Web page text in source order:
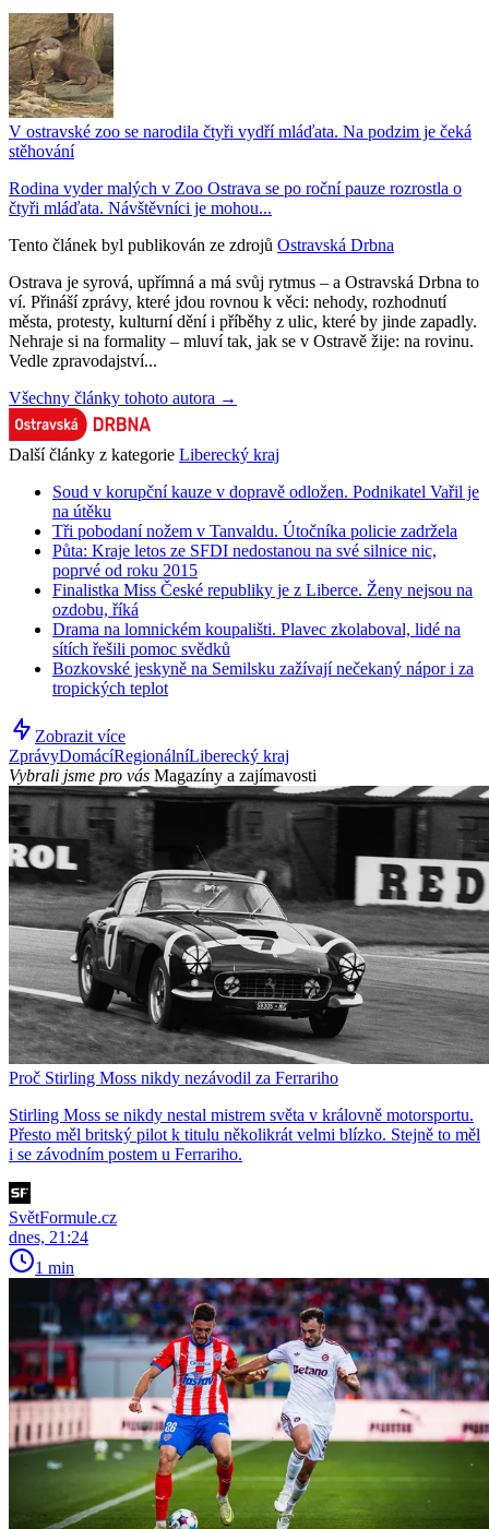
V ostravské zoo se narodila čtyři vydří mláďata. Na podzim je čeká
stěhování
Rodina vyder malých v Zoo Ostrava se po roční pauze rozrostla o
čtyři mláďata. Návštěvníci je mohou...
Tento článek byl publikován ze zdrojů Ostravská Drbna
Ostrava je syrová, upřímná a má svůj rytmus – a Ostravská Drbna to
ví. Přináší zprávy, které jdou rovnou k věci: nehody, rozhodnutí
města, protesty, kulturní dění i příběhy z ulic, které by jinde zapadly.
Nehraje si na formality – mluví tak, jak se v Ostravě žije: na rovinu.
Vedle zpravodajství...
Všechny články tohoto autora →
Další články z kategorie Liberecký kraj
Soud v korupční kauze v dopravě odložen. Podnikatel Vařil je
na útěku
Tři pobodaní nožem v Tanvaldu. Útočníka policie zadržela
Půta: Kraje letos ze SFDI nedostanou na své silnice nic,
poprvé od roku 2015
Finalistka Miss České republiky je z Liberce. Ženy nejsou na
ozdobu, říká
Drama na lomnickém koupališti. Plavec zkolaboval, lidé na
sítích řešili pomoc svědků
Bozkovské jeskyně na Semilsku zažívají nečekaný nápor i za
tropických teplot
Zobrazit více
ZprávyDomácíRegionálníLiberecký kraj
Vybrali jsme pro vás Magazíny a zajímavosti
Proč Stirling Moss nikdy nezávodil za Ferrariho
Stirling Moss se nikdy nestal mistrem světa v královně motorsportu.
Přesto měl britský pilot k titulu několikrát velmi blízko. Stejně to měl
i se závodním postem u Ferrariho.
SvětFormule.cz
dnes, 21:24
1 min